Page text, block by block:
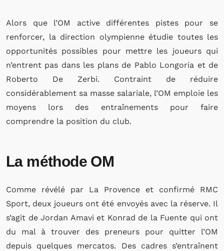
Alors que l’OM active différentes pistes pour se
renforcer, la direction olympienne étudie toutes les
opportunités possibles pour mettre les joueurs qui
n’entrent pas dans les plans de Pablo Longoria et de
Roberto De Zerbi. Contraint de réduire
considérablement sa masse salariale, l’OM emploie les
moyens lors des entraînements pour faire
comprendre la position du club.
La méthode OM
Comme révélé par La Provence et confirmé RMC
Sport, deux joueurs ont été envoyés avec la réserve. Il
s’agit de Jordan Amavi et Konrad de la Fuente qui ont
du mal à trouver des preneurs pour quitter l’OM
depuis quelques mercatos. Des cadres s’entraînent